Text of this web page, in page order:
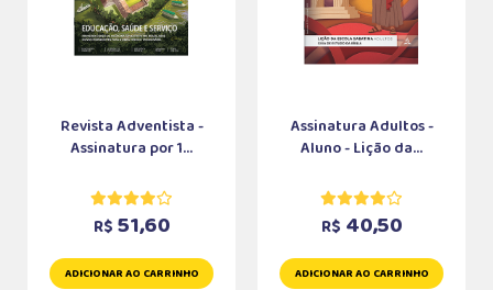
Revista Adventista -
Assinatura por 1...
R$ 51,60
ADICIONAR AO CARRINHO
Assinatura Adultos -
Aluno - Lição da...
R$ 40,50
ADICIONAR AO CARRINHO